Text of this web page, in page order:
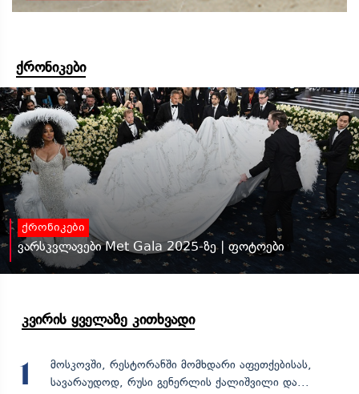
ქრონიკები
ქრონიკები
ვარსკვლავები Met Gala 2025-ზე | ფოტოები
კვირის ყველაზე კითხვადი
1
მოსკოვში, რესტორანში მომხდარი აფეთქებისას,
სავარაუდოდ, რუსი გენერლის ქალიშვილი და...